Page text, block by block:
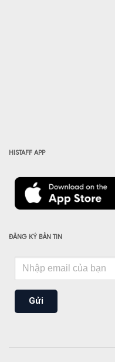
HISTAFF APP
ĐĂNG KÝ BẢN TIN
Gửi